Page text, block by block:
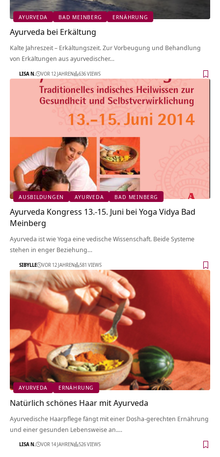
AYURVEDA BAD MEINBERG ERNÄHRUNG
Ayurveda bei Erkältung
Kalte Jahreszeit – Erkältungszeit. Zur Vorbeugung und Behandlung
von Erkältungen aus ayurvedischer…
LISA N. VOR 12 JAHREN 636 VIEWS
AUSBILDUNGEN AYURVEDA BAD MEINBERG
Ayurveda Kongress 13.-15. Juni bei Yoga Vidya Bad
Meinberg
Ayurveda ist wie Yoga eine vedische Wissenschaft. Beide Systeme
stehen in enger Beziehung…
SIBYLLE VOR 12 JAHREN 581 VIEWS
AYURVEDA ERNÄHRUNG
Natürlich schönes Haar mit Ayurveda
Ayurvedische Haarpflege fängt mit einer Dosha-gerechten Ernährung
und einer gesunden Lebensweise an.…
LISA N. VOR 14 JAHREN 526 VIEWS